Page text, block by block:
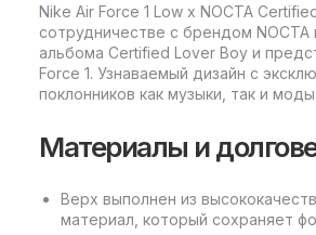
Nike Air Force 1 Low x NOCTA
сотрудничестве с брендом
альбома Certified Lover Boy и
Force 1. Узнаваемый дизайн с
поклонников как музыки, так и моды.
Материалы и
Верх выполнен из
материал, который сохраняет